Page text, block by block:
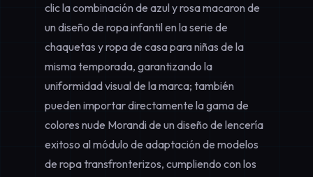
clic la combinación de azul y rosa macaron de
un diseño de ropa infantil en la serie de
chaquetas y ropa de casa para niñas de la
misma temporada, garantizando la
uniformidad visual de la marca; también
pueden importar directamente la gama de
colores nude Morandi de un diseño de lencería
exitoso al módulo de adaptación de modelos
de ropa transfronterizos, cumpliendo con los